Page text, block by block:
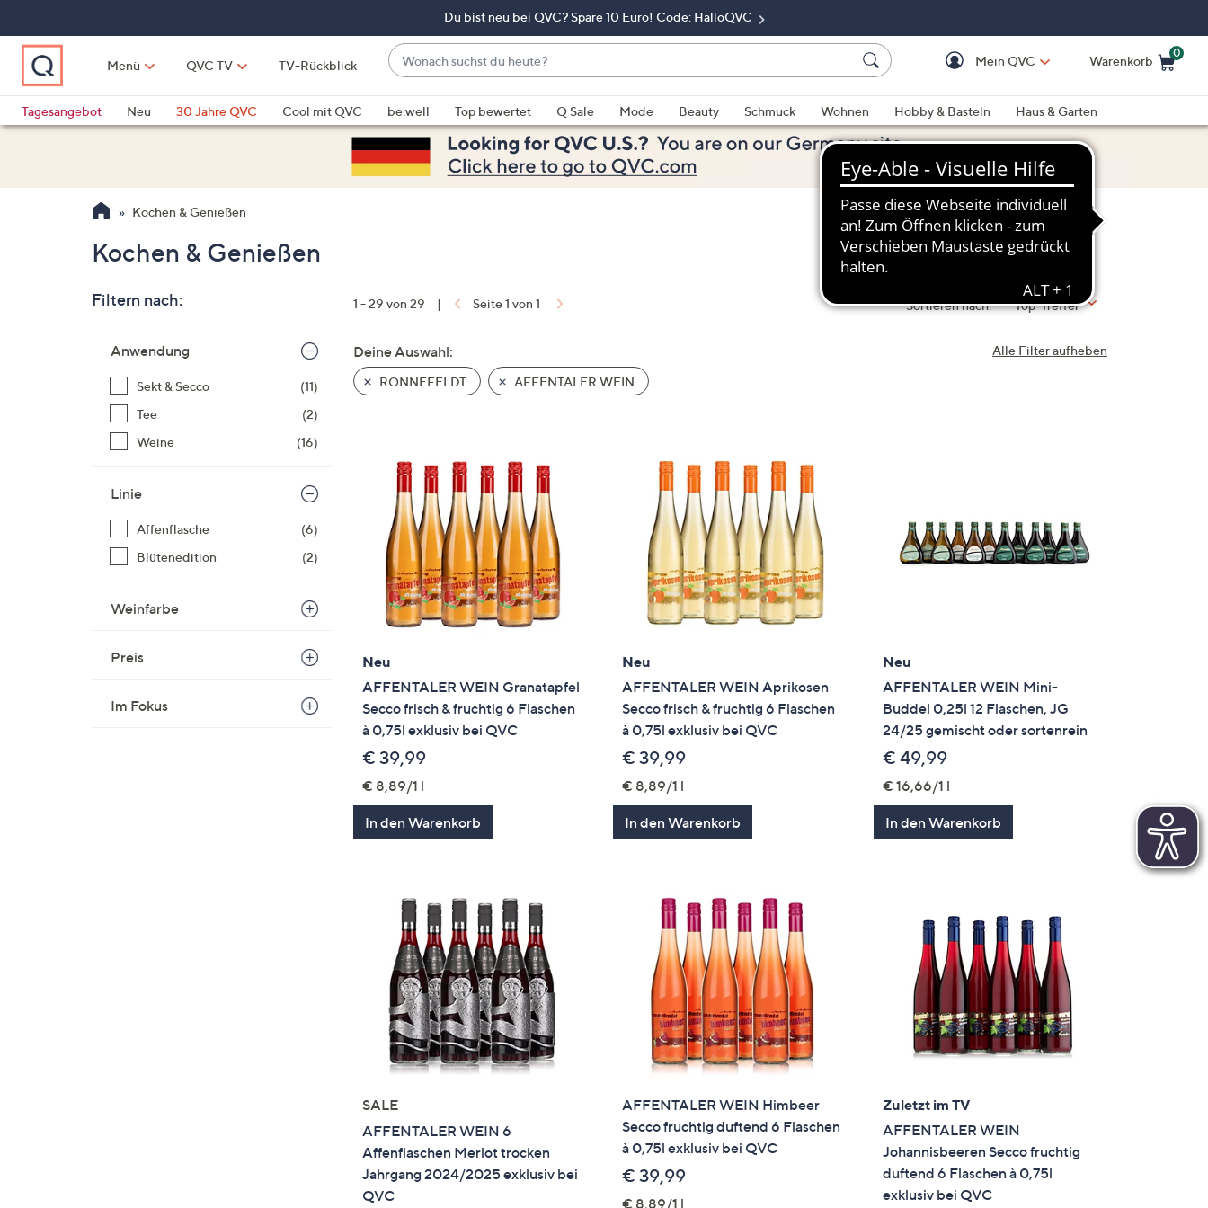
springen
Du bist neu bei QVC? Spare 10 Euro! Code: HalloQVC
Menü QVC TV TV-Rückblick
Wonach
suchst
du
heute?
Vorschläge
verfügbar
sind,
verwenden
und
unten
oder
wischen
Geräten
nach
links
bzw.
rechts,
um
diese
anzuzeigen.
Mein QVC Warenkorb
0
Tagesangebot
Neu 30 Jahre QVC Cool mit QVC be:well Top bewertet Q Sale Mode Beauty Schmuck Wohnen Hobby & Basteln
Haus & Garten
Kochen & Genießen
Kochen & Genießen
Filtern nach:
Produktliste
Anwendung
Sekt & Secco
(11)
Tee
(2)
Weine
(16)
Linie
Affenflasche
(6)
Blütenedition
(2)
Weinfarbe
Preis
Im Fokus
1 - 29 von 29 | Seite 1 von 1 Sortieren nach: Top-Treffer
Alle Filter aufheben
Deine Auswahl:
RONNEFELDT AFFENTALER WEIN
Neu
AFFENTALER WEIN Granatapfel
Secco frisch & fruchtig 6 Flaschen
à 0,75l exklusiv bei QVC
€ 39,99
€ 8,89/1 l
In den Warenkorb
Neu
AFFENTALER WEIN Aprikosen
Secco frisch & fruchtig 6 Flaschen
à 0,75l exklusiv bei QVC
€ 39,99
€ 8,89/1 l
In den Warenkorb
Neu
AFFENTALER WEIN Mini-
Buddel 0,25l 12 Flaschen, JG
24/25 gemischt oder sortenrein
€ 49,99
€ 16,66/1 l
In den Warenkorb
SALE
AFFENTALER WEIN 6
Affenflaschen Merlot trocken
Jahrgang 2024/2025 exklusiv bei
QVC
AFFENTALER WEIN Himbeer
Secco fruchtig duftend 6 Flaschen
à 0,75l exklusiv bei QVC
€ 39,99
€ 8,89/1 l
Zuletzt im TV
AFFENTALER WEIN
Johannisbeeren Secco fruchtig
duftend 6 Flaschen à 0,75l
exklusiv bei QVC